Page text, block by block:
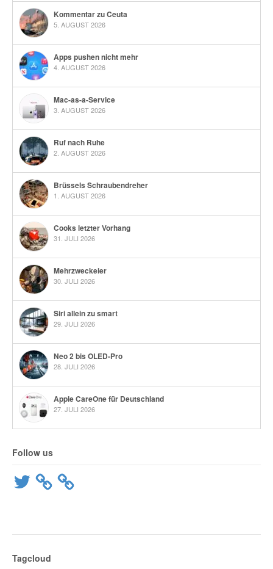
Kommentar zu Ceuta
5. AUGUST 2026
Apps pushen nicht mehr
4. AUGUST 2026
Mac-as-a-Service
3. AUGUST 2026
Ruf nach Ruhe
2. AUGUST 2026
Brüssels Schraubendreher
1. AUGUST 2026
Cooks letzter Vorhang
31. JULI 2026
Mehrzweckeier
30. JULI 2026
Siri allein zu smart
29. JULI 2026
Neo 2 bis OLED-Pro
28. JULI 2026
Apple CareOne für Deutschland
27. JULI 2026
Follow us
Twitter
Tagcloud